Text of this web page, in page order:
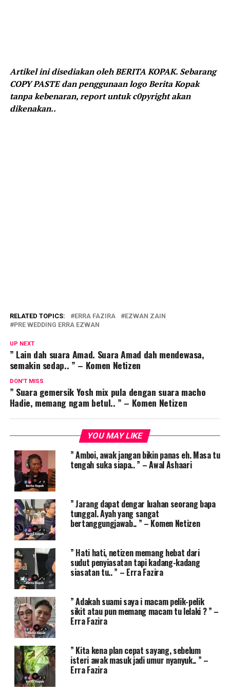
Artikel ini disediakan oleh BERITA KOPAK. Sebarang
COPY PASTE dan penggunaan logo Berita Kopak
tanpa kebenaran, report untuk c0pyright akan
dikenakan..
RELATED TOPICS: ERRA FAZIRA
EZWAN ZAIN
PRE WEDDING ERRA EZWAN
UP NEXT
” Lain dah suara Amad. Suara Amad dah mendewasa,
semakin sedap.. ” – Komen Netizen
DON'T MISS
” Suara gemersik Yosh mix pula dengan suara macho
Hadie, memang ngam betul.. ” – Komen Netizen
YOU MAY LIKE
” Amboi, awak jangan bikin panas eh. Masa tu
tengah suka siapa.. ” – Awal Ashaari
” Jarang dapat dengar luahan seorang bapa
tunggal. Ayah yang sangat
bertanggungjawab.. ” – Komen Netizen
” Hati hati, netizen memang hebat dari
sudut penyiasatan tapi kadang-kadang
siasatan tu.. ” – Erra Fazira
” Adakah suami saya i macam pelik-pelik
sikit atau pun memang macam tu lelaki ? ” –
Erra Fazira
” Kita kena plan cepat sayang, sebelum
isteri awak masuk jadi umur nyanyuk.. ” –
Erra Fazira